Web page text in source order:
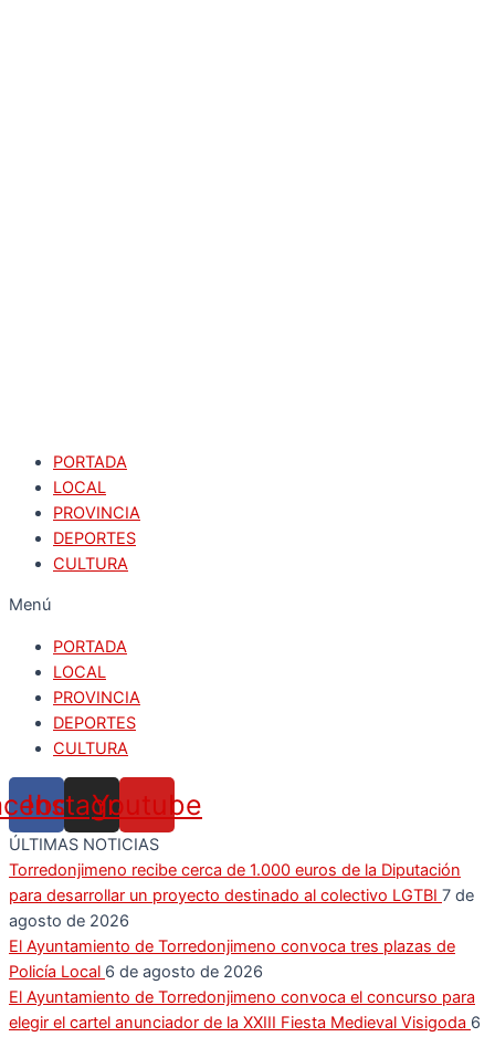
PORTADA
LOCAL
PROVINCIA
DEPORTES
CULTURA
Menú
PORTADA
LOCAL
PROVINCIA
DEPORTES
CULTURA
Instagram
Youtube
ÚLTIMAS NOTICIAS
Torredonjimeno recibe cerca de 1.000 euros de la Diputación
para desarrollar un proyecto destinado al colectivo LGTBI 7 de
agosto de 2026
El Ayuntamiento de Torredonjimeno convoca tres plazas de
Policía Local 6 de agosto de 2026
El Ayuntamiento de Torredonjimeno convoca el concurso para
elegir el cartel anunciador de la XXIII Fiesta Medieval Visigoda 6